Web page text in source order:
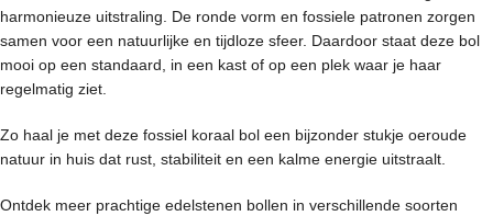
harmonieuze uitstraling. De ronde vorm en fossiele patronen zorgen
samen voor een natuurlijke en tijdloze sfeer. Daardoor staat deze bol
mooi op een standaard, in een kast of op een plek waar je haar
regelmatig ziet.
Zo haal je met deze fossiel koraal bol een bijzonder stukje oeroude
natuur in huis dat rust, stabiliteit en een kalme energie uitstraalt.
Ontdek meer prachtige edelstenen bollen in verschillende soorten